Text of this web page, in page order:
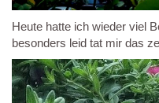
Heute hatte ich wieder viel
besonders leid tat mir das